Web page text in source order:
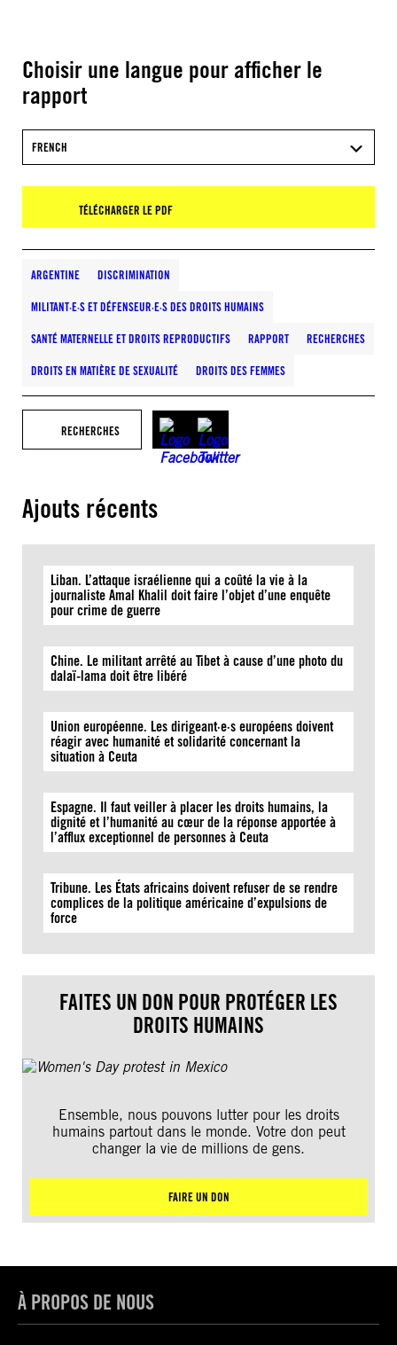
Choisir une langue pour afficher le
rapport
FRENCH
TÉLÉCHARGER LE PDF
ARGENTINE DISCRIMINATION
MILITANT·E·S ET DÉFENSEUR·E·S DES DROITS HUMAINS
SANTÉ MATERNELLE ET DROITS REPRODUCTIFS RAPPORT RECHERCHES
DROITS EN MATIÈRE DE SEXUALITÉ DROITS DES FEMMES
RECHERCHES
Ajouts récents
Liban. L’attaque israélienne qui a coûté la vie à la
journaliste Amal Khalil doit faire l’objet d’une enquête
pour crime de guerre
Chine. Le militant arrêté au Tibet à cause d’une photo du
dalaï-lama doit être libéré
Union européenne. Les dirigeant·e·s européens doivent
réagir avec humanité et solidarité concernant la
situation à Ceuta
Espagne. Il faut veiller à placer les droits humains, la
dignité et l’humanité au cœur de la réponse apportée à
l’afflux exceptionnel de personnes à Ceuta
Tribune. Les États africains doivent refuser de se rendre
complices de la politique américaine d’expulsions de
force
FAITES UN DON POUR PROTÉGER LES
DROITS HUMAINS
Ensemble, nous pouvons lutter pour les droits
humains partout dans le monde. Votre don peut
changer la vie de millions de gens.
FAIRE UN DON
À PROPOS DE NOUS